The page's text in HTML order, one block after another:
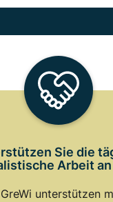
Sie die
Arbeit an
unterstützen